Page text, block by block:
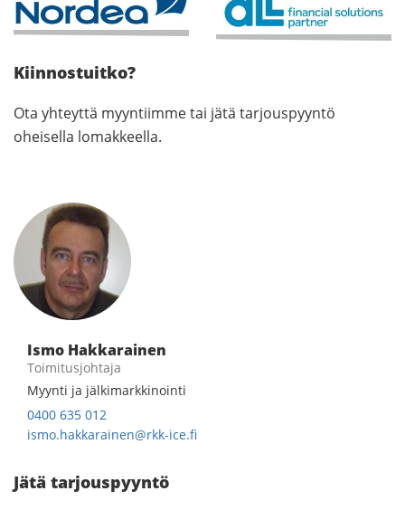
Kiinnostuitko?
Ota yhteyttä myyntiimme tai jätä tarjouspyyntö
oheisella lomakkeella.
Ismo Hakkarainen
Toimitusjohtaja
Myynti ja jälkimarkkinointi
0400 635 012
ismo.hakkarainen@rkk-ice.fi
Jätä tarjouspyyntö